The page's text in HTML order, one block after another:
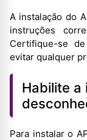
A instalação do
instruções
Certifique-se
evitar qualquer
Habilite a
Para instalar o